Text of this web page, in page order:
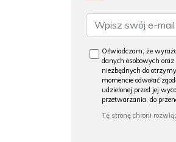
Oświadczam, że
danych osobowych
niezbędnych do
momencie odwołać
udzielonej przed jej
przetwarzania, do